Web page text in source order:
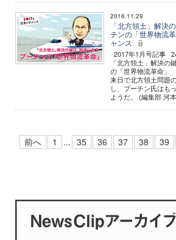
2016.11.29
「北方領土」解決
チンの「世界物流
ャンス
2017年1月号記事
「北方領土」解決の
の「世界物流革命」
来日で北方領土問題
し、プーチン氏はも
ようだ。 (編集部 河
前へ 1 ... 35 36 37 38 39